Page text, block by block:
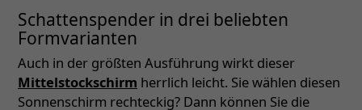
Schattenspender in drei beliebten
Formvarianten
Auch in der größten Ausführung wirkt dieser
Mittelstockschirm herrlich leicht. Sie wählen diesen
Sonnenschirm rechteckig? Dann können Sie die